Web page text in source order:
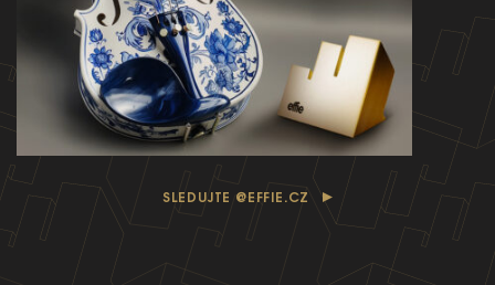
SLEDUJTE @EFFIE.CZ